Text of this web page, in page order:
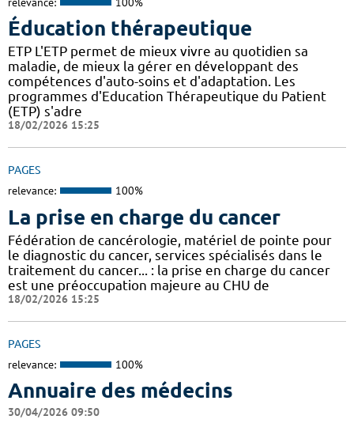
Éducation thérapeutique
ETP L'ETP permet de mieux vivre au quotidien sa
maladie, de mieux la gérer en développant des
compétences d'auto-soins et d'adaptation. Les
programmes d'Education Thérapeutique du Patient
(ETP) s'adre
18/02/2026 15:25
PAGES
relevance: 100%
La prise en charge du cancer
Fédération de cancérologie, matériel de pointe pour
le diagnostic du cancer, services spécialisés dans le
traitement du cancer... : la prise en charge du cancer
est une préoccupation majeure au CHU de
18/02/2026 15:25
PAGES
relevance: 100%
Annuaire des médecins
30/04/2026 09:50